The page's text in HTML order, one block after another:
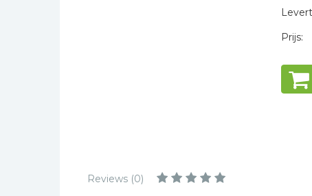
Toeristische kaarten en
gidsen
Prijs:
Reviews (0)